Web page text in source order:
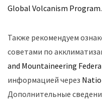
Global Volcanism Program.
Также рекомендуем
советами по
and Mountaineering
информацией через
Дополнительные